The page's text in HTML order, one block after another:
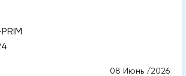
08 Июнь /2026